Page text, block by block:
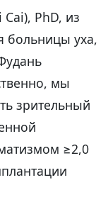
PhD, из
больницы уха,
мы
зрительный
≥2,0